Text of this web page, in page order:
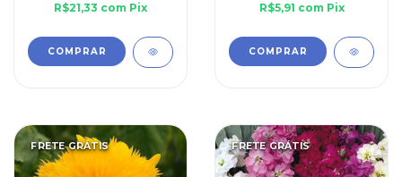
R$21,33 com Pix R$5,91 com Pix
FRETE GRÁTIS FRETE GRÁTIS